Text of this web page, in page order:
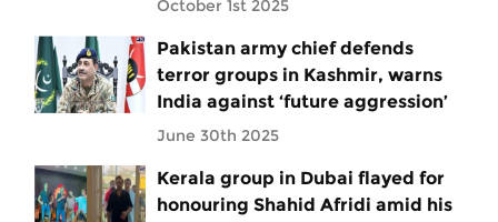
October 1st 2025
Pakistan army chief defends
terror groups in Kashmir, warns
India against ‘future aggression’
June 30th 2025
Kerala group in Dubai flayed for
honouring Shahid Afridi amid his